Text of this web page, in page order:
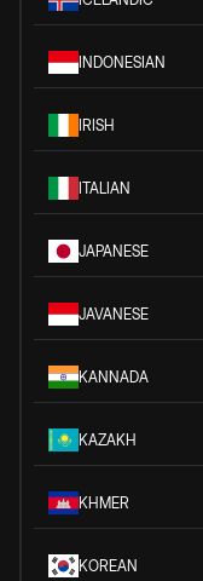
INDONESIAN
IRISH
ITALIAN
JAPANESE
JAVANESE
KANNADA
KAZAKH
KHMER
KOREAN